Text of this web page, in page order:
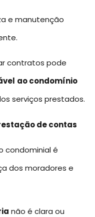
e manutenção
contratos pode
ao condomínio
serviços prestados.
de contas
condominial é
dos moradores e
não é clara ou